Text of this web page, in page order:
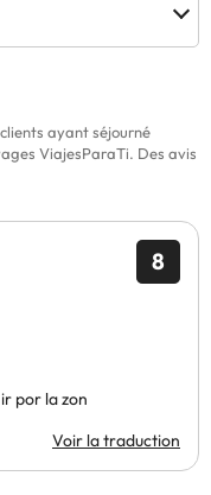
ayant séjourné
ViajesParaTi. Des avis
8
por la zon
Voir la traduction